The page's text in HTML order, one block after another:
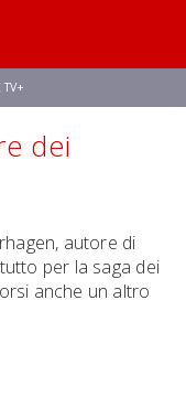
TV+
DOOMSDAY
dei
autore di
per la saga dei
anche un altro